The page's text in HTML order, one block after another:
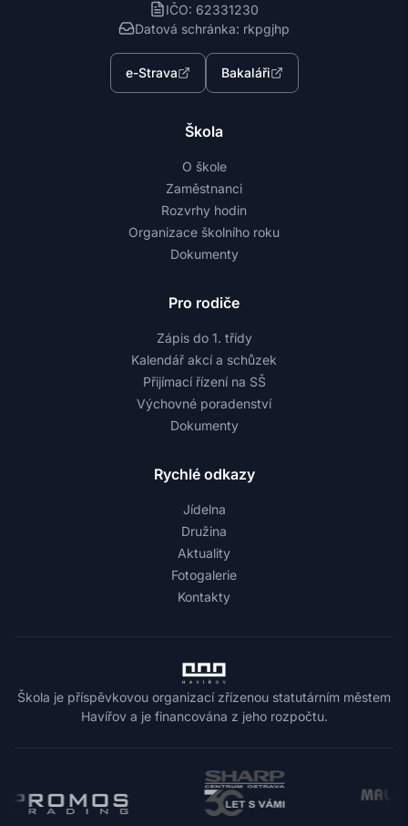
IČO: 62331230
Datová schránka: rkpgjhp
e-Strava Bakaláři
Škola
O škole
Zaměstnanci
Rozvrhy hodin
Organizace školního roku
Dokumenty
Pro rodiče
Zápis do 1. třídy
Kalendář akcí a schůzek
Přijímací řízení na SŠ
Výchovné poradenství
Dokumenty
Rychlé odkazy
Jídelna
Družina
Aktuality
Fotogalerie
Kontakty
Škola je příspěvkovou organizací zřízenou statutárním městem
Havířov a je financována z jeho rozpočtu.